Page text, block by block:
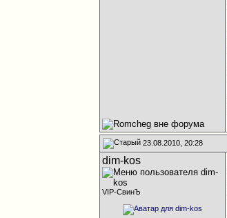
23.08.2010, 20:28
dim-kos
VIP-СвинЪ